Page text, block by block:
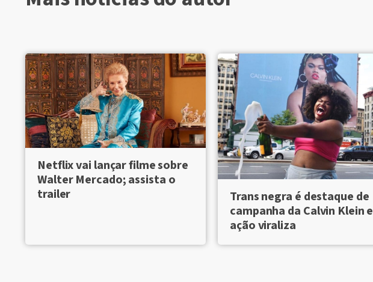
Netflix vai lançar filme sobre
Walter Mercado; assista o
trailer
Trans negra é destaque de
campanha da Calvin Klein e
ação viraliza